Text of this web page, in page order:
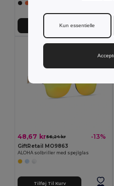
Tilføj Til Kurv
48,67 kr56,24 kr -13%
GiftRetail MO9863
ALOHA solbriller med spejlglas
Tilføj Til Kurv
Kun essentielle